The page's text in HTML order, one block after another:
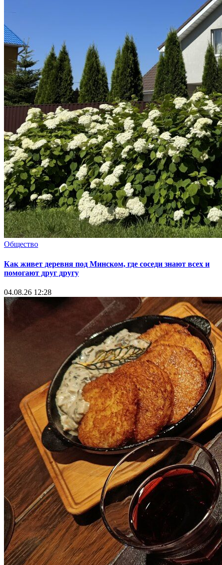
Общество
Как живет деревня под Минском, где соседи знают всех и
помогают друг другу
04.08.26 12:28